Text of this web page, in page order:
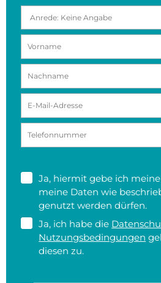
Ja, hiermit gebe ich meine
meine Daten wie
genutzt werden dürfen.
Ja, ich habe die
Nutzungsbedingungen
diesen zu.